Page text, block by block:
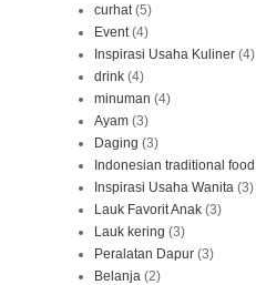
curhat (5)
Event (4)
Inspirasi Usaha Kuliner (4)
drink (4)
minuman (4)
Ayam (3)
Daging (3)
Indonesian traditional food
Inspirasi Usaha Wanita (3)
Lauk Favorit Anak (3)
Lauk kering (3)
Peralatan Dapur (3)
Belanja (2)